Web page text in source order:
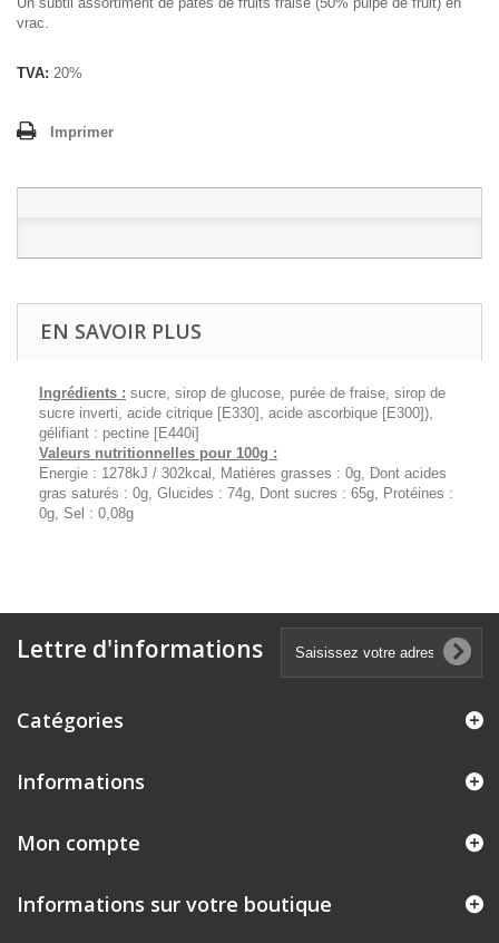
vrac.
TVA: 20%
Imprimer
EN SAVOIR PLUS
Ingrédients : sucre, sirop de glucose, purée de fraise, sirop de
sucre inverti, acide citrique [E330], acide ascorbique [E300]),
gélifiant : pectine [E440i]
Valeurs nutritionnelles pour 100g :
Energie : 1278kJ / 302kcal, Matières grasses : 0g, Dont acides
gras saturés : 0g, Glucides : 74g, Dont sucres : 65g, Protéines :
0g, Sel : 0,08g
Lettre d'informations
Catégories
Informations
Mon compte
Informations sur votre boutique